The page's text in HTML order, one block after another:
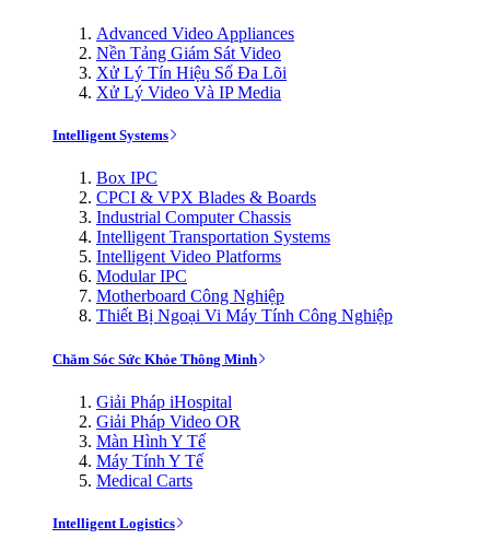
Advanced Video Appliances
Nền Tảng Giám Sát Video
Xử Lý Tín Hiệu Số Đa Lõi
Xử Lý Video Và IP Media
Intelligent Systems
Box IPC
CPCI & VPX Blades & Boards
Industrial Computer Chassis
Intelligent Transportation Systems
Intelligent Video Platforms
Modular IPC
Motherboard Công Nghiệp
Thiết Bị Ngoại Vi Máy Tính Công Nghiệp
Chăm Sóc Sức Khỏe Thông Minh
Giải Pháp iHospital
Giải Pháp Video OR
Màn Hình Y Tế
Máy Tính Y Tế
Medical Carts
Intelligent Logistics